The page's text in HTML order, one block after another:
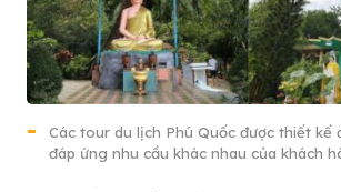
Các tour du lịch Phú Quốc được thiết kế
đáp ứng nhu cầu khác nhau của khách